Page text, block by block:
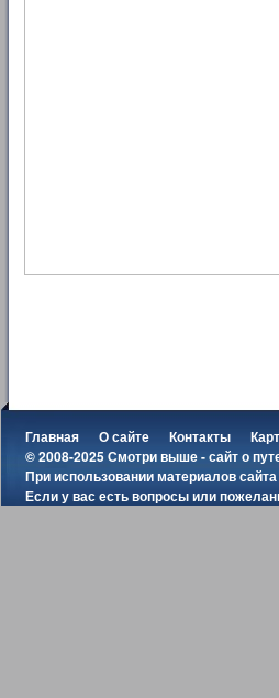
Главная О сайте Контакты
© 2008-2025 Смотри выше - сайт о
При использовании материалов
Если у вас есть вопросы или